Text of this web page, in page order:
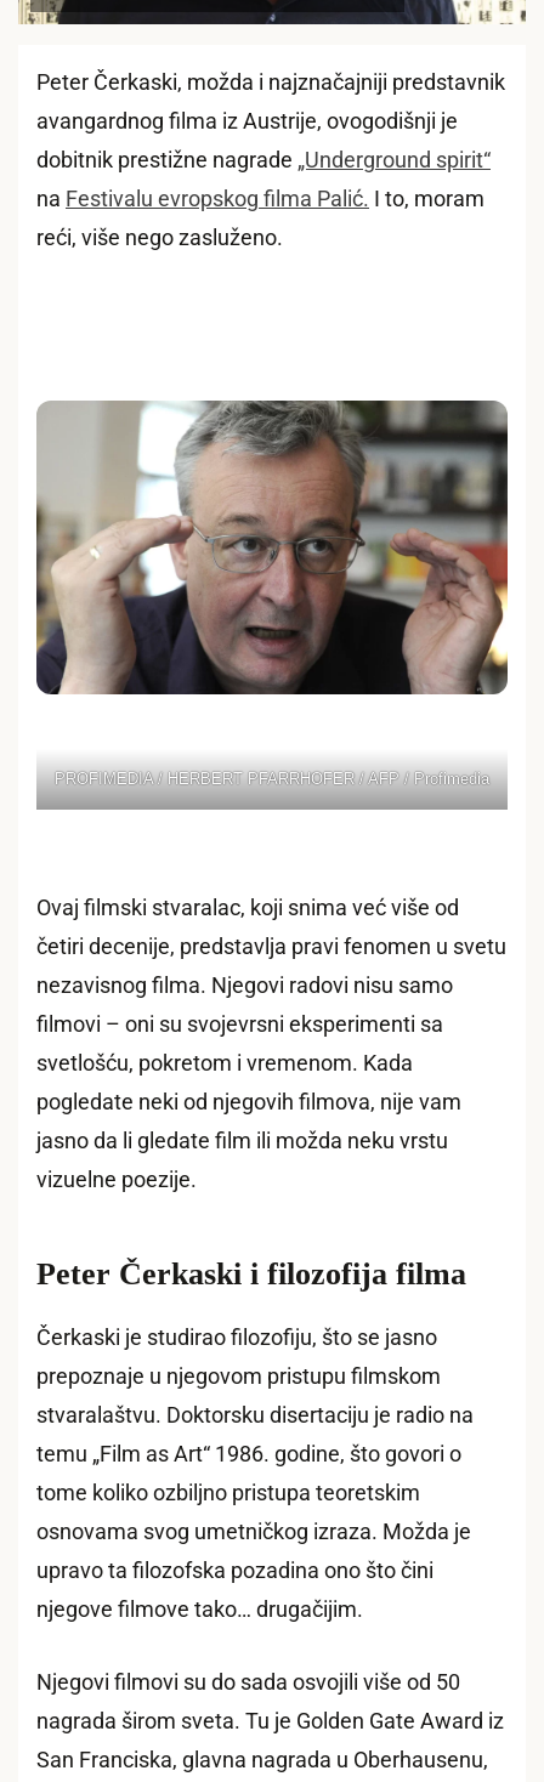
Peter Čerkaski, možda i najznačajniji predstavnik
avangardnog filma iz Austrije, ovogodišnji je
dobitnik prestižne nagrade „Underground spirit“
na Festivalu evropskog filma Palić. I to, moram
reći, više nego zasluženo.
PROFIMEDIA / HERBERT PFARRHOFER / AFP / Profimedia
Ovaj filmski stvaralac, koji snima već više od
četiri decenije, predstavlja pravi fenomen u svetu
nezavisnog filma. Njegovi radovi nisu samo
filmovi – oni su svojevrsni eksperimenti sa
svetlošću, pokretom i vremenom. Kada
pogledate neki od njegovih filmova, nije vam
jasno da li gledate film ili možda neku vrstu
vizuelne poezije.
Peter Čerkaski i filozofija filma
Čerkaski je studirao filozofiju, što se jasno
prepoznaje u njegovom pristupu filmskom
stvaralaštvu. Doktorsku disertaciju je radio na
temu „Film as Art“ 1986. godine, što govori o
tome koliko ozbiljno pristupa teoretskim
osnovama svog umetničkog izraza. Možda je
upravo ta filozofska pozadina ono što čini
njegove filmove tako… drugačijim.
Njegovi filmovi su do sada osvojili više od 50
nagrada širom sveta. Tu je Golden Gate Award iz
San Franciska, glavna nagrada u Oberhausenu,